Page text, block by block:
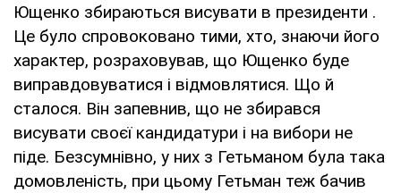
Ющенко збираються висувати в президенти .
Це було спровоковано тими, хто, знаючи його
характер, розраховував, що Ющенко буде
виправдовуватися і відмовлятися. Що й
сталося. Він запевнив, що не збирався
висувати своєї кандидатури і на вибори не
піде. Безсумнівно, у них з Гетьманом була така
домовленість, при цьому Гетьман теж бачив